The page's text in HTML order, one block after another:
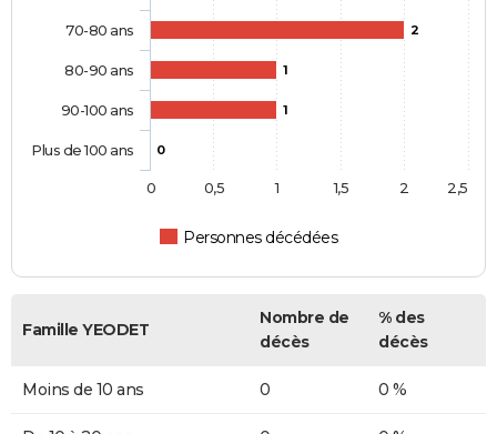
2
1
1
0
Personnes décédées
70-80 ans
80-90 ans
90-100 ans
Plus de 100 ans
0 0,5 1 1,5 2 2,5
Famille YEODET
Nombre de
décès
% des
décès
Moins de 10 ans 0 0 %